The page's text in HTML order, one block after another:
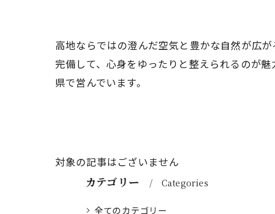
高地ならではの澄んだ空気と豊かな自然が広
完備して、心身をゆったりと整えられるのが
県で営んでいます。
対象の記事はございません
カテゴリー Categories
全てのカテゴリー